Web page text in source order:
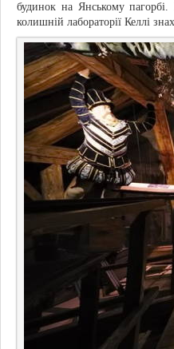
будинок на Янському пагорбі.
колишній лабораторії Келлі